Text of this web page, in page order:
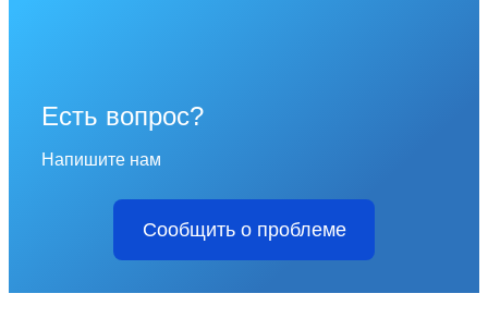
Есть вопрос?
Напишите нам
Сообщить о проблеме